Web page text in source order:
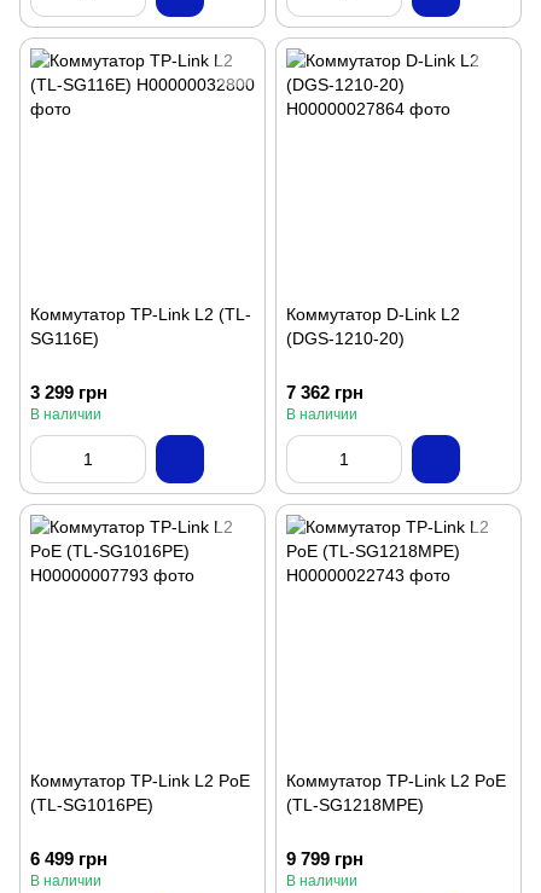
Коммутатор TP-Link L2 (TL-
SG116E)
3 299 грн
В наличии
Коммутатор D-Link L2
(DGS-1210-20)
7 362 грн
В наличии
Коммутатор TP-Link L2 PoE
(TL-SG1016PE)
6 499 грн
В наличии
Коммутатор TP-Link L2 PoE
(TL-SG1218MPE)
9 799 грн
В наличии